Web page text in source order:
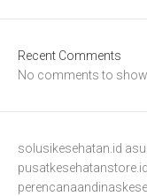
Recent Comments
No comments to
solusikesehatan.id
pusatkesehatanstore.id